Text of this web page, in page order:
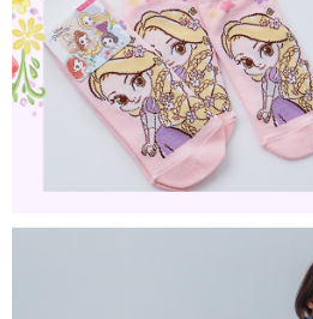
付款後全家取貨
每筆NT$80，滿NT$859(含以上)免運費
7-11取貨付款
每筆NT$80，滿NT$899(含以上)免運費
付款後7-11取貨
每筆NT$80，滿NT$859(含以上)免運費
每筆NT$85，滿NT$859(含以上)免運費